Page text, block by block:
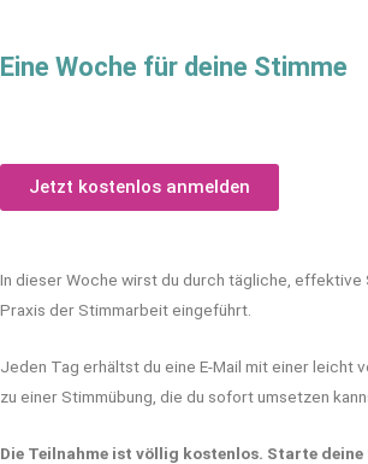
Eine Woche für deine Stimme
Jetzt kostenlos anmelden
In dieser Woche wirst du durch tägliche, effektive
Praxis der Stimmarbeit eingeführt.
Jeden Tag erhältst du eine E-Mail mit einer leicht
zu einer Stimmübung, die du sofort umsetzen
Die Teilnahme ist völlig kostenlos. Starte